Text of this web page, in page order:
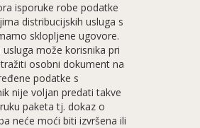
isporuke robe podatke
distribucijskih usluga s
sklopljene ugovore.
može korisnika pri
osobni dokument na
podatke s
nije voljan predati takve
paketa tj. dokaz o
neće moći biti izvršena ili